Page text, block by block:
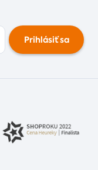
Prihlásiť sa